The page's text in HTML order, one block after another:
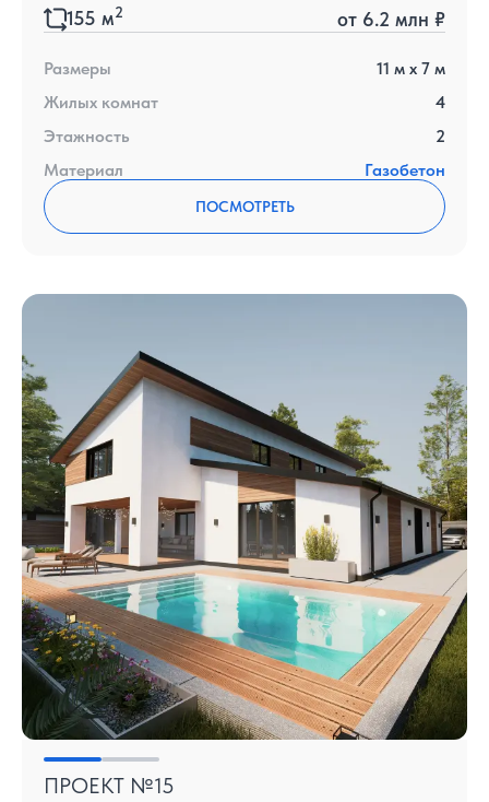
155 м2 от 6.2 млн ₽
Размеры 11 м x 7 м
Жилых комнат
4
Этажность
2
Материал
Газобетон
ПОСМОТРЕТЬ
ПРОЕКТ №15